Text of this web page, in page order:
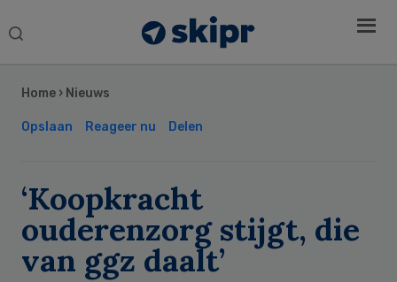
Search
Home › Nieuws
Opslaan Reageer nu Delen
‘Koopkracht
ouderenzorg stijgt, die
van ggz daalt’
Sidebar